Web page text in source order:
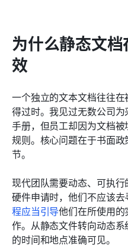
为什么静态文
效
一个独立的文本文档往往
得过时。我见过无数公司
手册，但员工却因为文档
规则。核心问题在于书面
节。
现代团队需要动态、可执
硬件申请时，他们不应该去
程应当引导他们在所使用
作。从静态文件转向动态
的时间和地点准确可见。